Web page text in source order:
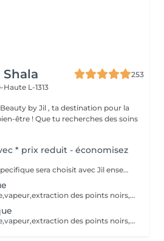
253
Haute L-1313
by Jil , ta destination pour la
des soins
* prix reduit - économisez
ATTENTION -> Un soin specifique sera choisit avec Jil ensemble au moment du soin. Selon le soin appliqué, le prix va biensûr être adapté. Le soin va être adapter selon le type de peau. démaquillage, gommage, vapeur, extraction des points noirs, desinfection, massage et masque.
démaquillage,gommage,vapeur,extraction des points noirs,desinfection,massage et masque crème. Le soin va être adapter selon le type de peau.
démaquillage,gommage,vapeur,extraction des points noirs,desinfection,massage et masque pélliculable, plâtre, moussant, tissu ou gelée. Le soin va être adapter selon le type de peau.